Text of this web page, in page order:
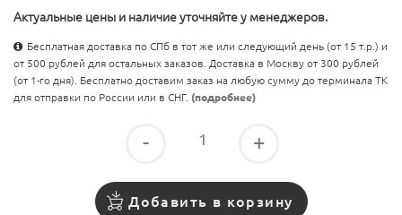
Актуальные цены и наличие уточняйте у менеджеров.
Бесплатная доставка по СПб в тот же или следующий день (от 15 т.р.) и
от 500 рублей для остальных заказов. Доставка в Москву от 300 рублей
(от 1-го дня). Бесплатно доставим заказ на любую сумму до терминала ТК
для отправки по России или в СНГ. (подробнее)
- +
Добавить в корзину